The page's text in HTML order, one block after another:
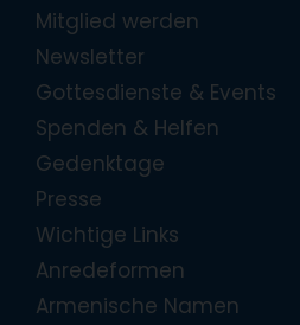
Mitglied werden
Newsletter
Gottesdienste & Events
Spenden & Helfen
Gedenktage
Presse
Wichtige Links
Anredeformen
Armenische Namen